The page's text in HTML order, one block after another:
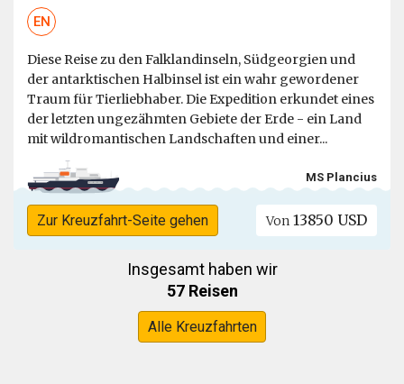
EN
Diese Reise zu den Falklandinseln, Südgeorgien und
der antarktischen Halbinsel ist ein wahr gewordener
Traum für Tierliebhaber. Die Expedition erkundet eines
der letzten ungezähmten Gebiete der Erde - ein Land
mit wildromantischen Landschaften und einer...
MS Plancius
Zur Kreuzfahrt-Seite gehen Von 13850 USD
Insgesamt haben wir
57 Reisen
Alle Kreuzfahrten